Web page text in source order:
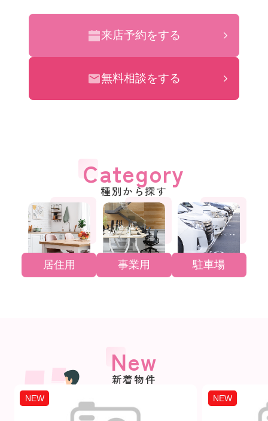
来店予約をする
無料相談をする
Category
種別から探す
居住用 事業用 駐車場
New
新着物件
NEW NEW